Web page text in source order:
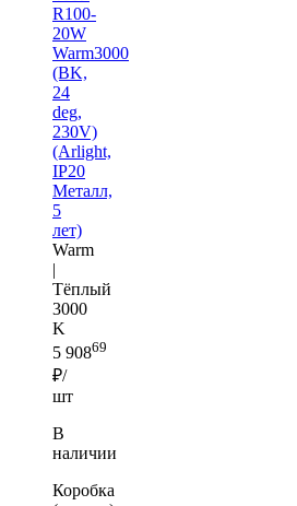
R100-
20W
Warm3000
(BK,
24
deg,
230V)
(Arlight,
IP20
Металл,
5
лет)
Warm
|
Тёплый
3000
K
5 90869
₽/
шт
В
наличии
Коробка